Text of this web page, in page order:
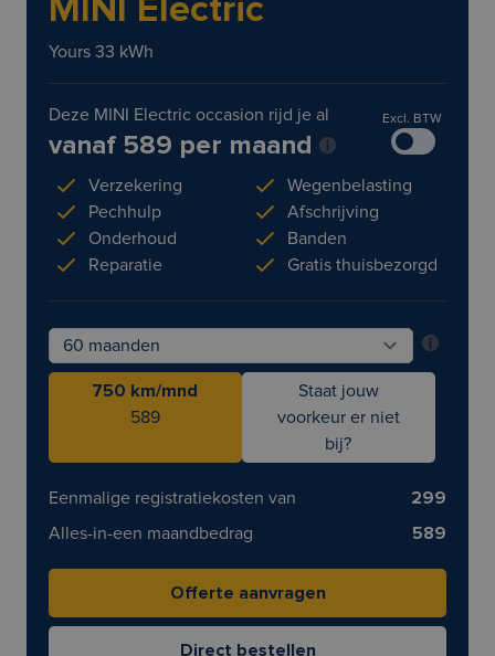
MINI Electric
Yours 33 kWh
Deze MINI Electric occasion rijd je al
vanaf 589 per maand
Excl. BTW
Verzekering
Pechhulp
Onderhoud
Reparatie
Wegenbelasting
Afschrijving
Banden
Gratis thuisbezorgd
750 km/mnd
589
Staat jouw
voorkeur er niet
bij?
Eenmalige registratiekosten van
299
Alles-in-een maandbedrag
589